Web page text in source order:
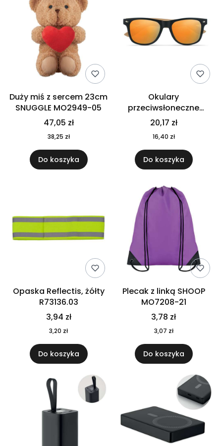
Duży miś z sercem 23cm
SNUGGLE MO2949-05
47,05 zł
38,25 zł
Do koszyka
Okulary
przeciwsłoneczne
CALIFORNIA TOUCH
MO9617-10
20,17 zł
16,40 zł
Do koszyka
Opaska Reflectis, żółty
R73136.03
3,94 zł
3,20 zł
Do koszyka
Plecak z linką SHOOP
MO7208-21
3,78 zł
3,07 zł
Do koszyka